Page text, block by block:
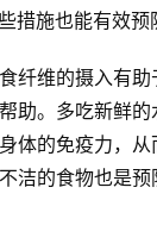
措施也能有效预
纤维的摄入有
助。多吃新鲜
体的免疫力，
洁的食物也是